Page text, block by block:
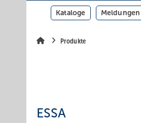
Kataloge Meldungen
Produkte
ESSA